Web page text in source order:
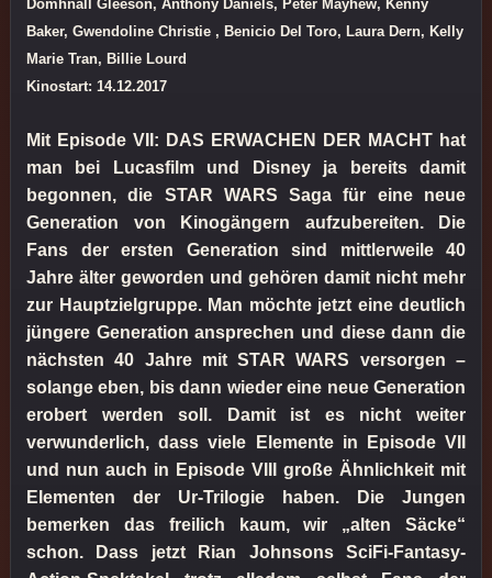
Domhnall Gleeson, Anthony Daniels, Peter Mayhew, Kenny
Baker, Gwendoline Christie , Benicio Del Toro, Laura Dern, Kelly
Marie Tran, Billie Lourd
Kinostart: 14.12.2017
Mit Episode VII: DAS ERWACHEN DER MACHT hat
man bei Lucasfilm und Disney ja bereits damit
begonnen, die STAR WARS Saga für eine neue
Generation von Kinogängern aufzubereiten. Die
Fans der ersten Generation sind mittlerweile 40
Jahre älter geworden und gehören damit nicht mehr
zur Hauptzielgruppe. Man möchte jetzt eine deutlich
jüngere Generation ansprechen und diese dann die
nächsten 40 Jahre mit STAR WARS versorgen –
solange eben, bis dann wieder eine neue Generation
erobert werden soll. Damit ist es nicht weiter
verwunderlich, dass viele Elemente in Episode VII
und nun auch in Episode VIII große Ähnlichkeit mit
Elementen der Ur-Trilogie haben. Die Jungen
bemerken das freilich kaum, wir „alten Säcke“
schon. Dass jetzt Rian Johnsons SciFi-Fantasy-